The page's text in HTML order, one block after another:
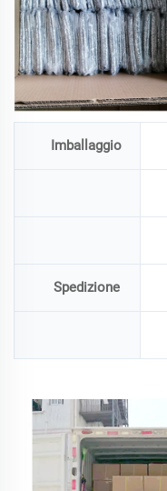
Imballaggio
Spedizione